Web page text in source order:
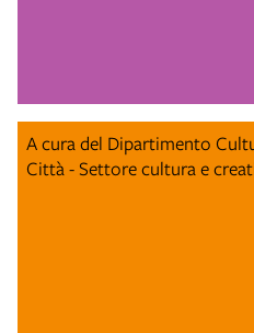
A cura del Dipartimento
Città - Settore cultura e